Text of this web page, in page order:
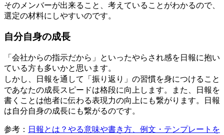
そのメンバーが出来ること、考えていることがわかるので、
選定の材料にしやすいのです。
自分自身の成長
「会社からの指示だから」
といったやらされ感を日報に抱い
ている方も多いかと思います。
しかし、日報を通して「振り返り」の習慣を身につけること
であなたの成長スピードは格段に向上します。また、
日報を
書くことは他者に伝わる表現力の向上にも繋がります。日報
は自分自身の成長にも繋がるのです。
参考： 日報とは？やる意味や書き方、例文・テンプレートを